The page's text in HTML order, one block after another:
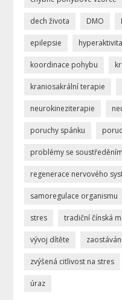
dech života DMO
epilepsie hyperaktivita
koordinace pohybu
kraniosakrální terapie
neurokineziterapie
poruchy spánku
problémy se soustředěním
regenerace nervového
samoregulace organismu
stres tradiční čínská
vývoj dítěte
zvýšená citlivost na stres
úraz